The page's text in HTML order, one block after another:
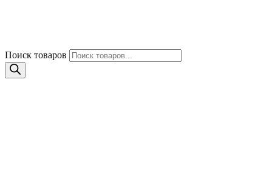
Поиск товаров